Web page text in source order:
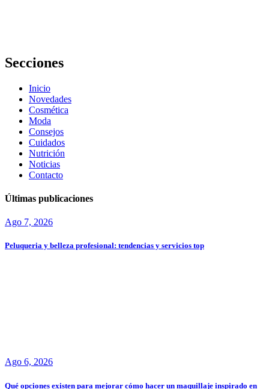
Secciones
Inicio
Novedades
Cosmética
Moda
Consejos
Cuidados
Nutrición
Noticias
Contacto
Últimas publicaciones
Ago 7, 2026
Peluqueria y belleza profesional: tendencias y servicios top
Ago 6, 2026
Qué opciones existen para mejorar cómo hacer un maquillaje inspirado en